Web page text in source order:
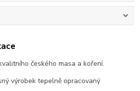
českého masa a koření.
výrobek tepelně opracovaný